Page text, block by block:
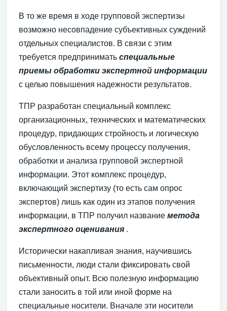
В то же время в ходе групповой экспертизы
возможно несовпадение субъективных суждений
отдельных специалистов. В связи с этим
требуется предпринимать специальные
приемы обработки экспертной информации
с целью повышения надежности результатов.
ТПР разработан специальный комплекс
организационных, технических и математических
процедур, придающих стройность и логическую
обусловленность всему процессу получения,
обработки и анализа групповой экспертной
информации. Этот комплекс процедур,
включающий экспертизу (то есть сам опрос
экспертов) лишь как один из этапов получения
информации, в ТПР получил название метода
экспертного оценивания .
Исторически накапливая знания, научившись
письменности, люди стали фиксировать свой
объективный опыт. Всю полезную информацию
стали заносить в той или иной форме на
специальные носители. Вначале эти носители